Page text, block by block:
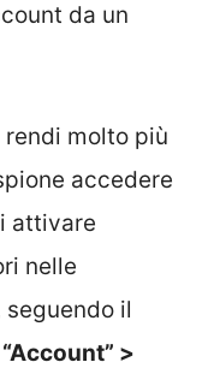
da un
molto più
accedere
attivare
nelle
il
>